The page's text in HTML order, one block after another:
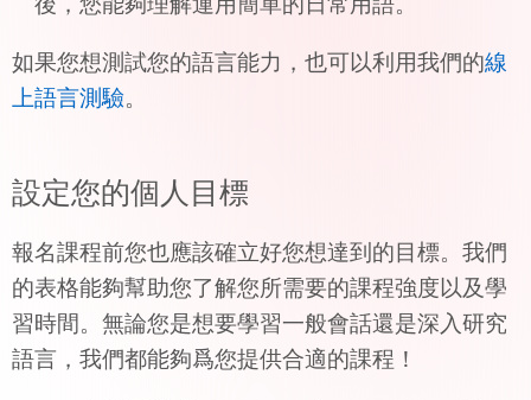
如果您想測試您的語言能力，也可以利用我們的線
上語言測驗。
設定您的個人目標
報名課程前您也應該確立好您想達到的目標。我們
的表格能夠幫助您了解您所需要的課程強度以及學
習時間。無論您是想要學習一般會話還是深入研究
語言，我們都能夠爲您提供合適的課程！